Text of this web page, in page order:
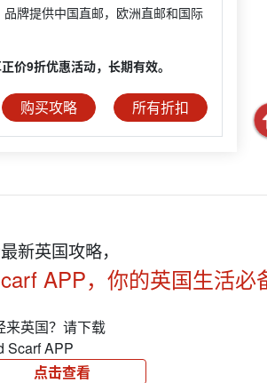
牌提供中国直邮，欧洲直邮和国际
价9折优惠活动，长期有效。
购买攻略 所有折扣
新英国攻略，
APP，你的英国生活必
来英国？请下载
Scarf APP
点击查看